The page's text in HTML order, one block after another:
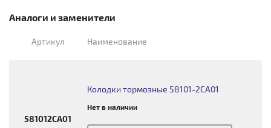
Аналоги и заменители
Артикул Наименование
581012CA01
Колодки тормозные 58101-2CA01
Нет в наличии